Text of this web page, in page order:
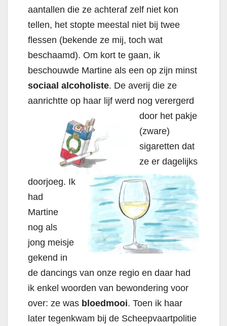
aantallen die ze achteraf zelf niet kon
tellen, het stopte meestal niet bij twee
flessen (bekende ze mij, toch wat
beschaamd). Om kort te gaan, ik
beschouwde Martine als een op zijn minst
sociaal alcoholiste. De averij die ze
aanrichtte op haar lijf werd nog verergerd
door het pakje
(zware)
sigaretten dat
ze er dagelijks
doorjoeg. Ik
had
Martine
nog als
jong meisje
gekend in
de dancings van onze regio en daar had
ik enkel woorden van bewondering voor
over: ze was bloedmooi. Toen ik haar
later tegenkwam bij de Scheepvaartpolitie